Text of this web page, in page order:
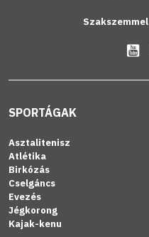
Szakszemmel
SPORTÁGAK
Asztalitenisz
Atlétika
Birkózás
Cselgáncs
Evezés
Jégkorong
Kajak-kenu